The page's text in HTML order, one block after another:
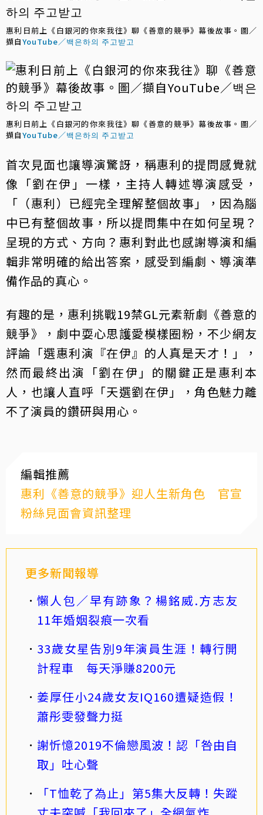
惠利日前上《白銀河的你來我往》聊《善意的競爭》幕後故事。圖／
擷自YouTube／백은하의 주고받고
惠利日前上《白銀河的你來我往》聊《善意的競爭》幕後故事。圖／
擷自YouTube／백은하의 주고받고
首次見面也讓導演驚訝，稱惠利的提問感覺就
像「劉在伊」一樣，主持人轉述導演感受，
「（惠利）已經完全理解整個故事」，因為腦
中已有整個故事，所以提問集中在如何呈現？
呈現的方式、方向？惠利對此也感謝導演和編
輯非常明確的給出答案，感受到編劇、導演準
備作品的真心。
有趣的是，惠利挑戰19禁GL元素新劇《善意的
競爭》，劇中耍心思護愛模樣圈粉，不少網友
評論「選惠利演『在伊』的人真是天才！」，
然而最終出演「劉在伊」的關鍵正是惠利本
人，也讓人直呼「天選劉在伊」，角色魅力離
不了演員的鑽研與用心。
編輯推薦
惠利《善意的競爭》迎人生新角色 官宣
粉絲見面會資訊整理
更多新聞報導
懶人包／早有跡象？楊銘威.方志友
11年婚姻裂痕一次看
33歲女星告別9年演員生涯！轉行開
計程車 每天淨賺8200元
姜厚任小24歲女友IQ160遭疑造假！
蕭彤雯發聲力挺
謝忻憶2019不倫戀風波！認「咎由自
取」吐心聲
「T恤乾了為止」第5集大反轉！失蹤